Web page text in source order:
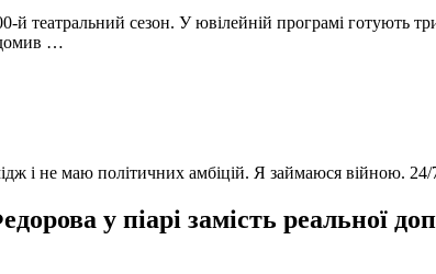
й театральний сезон. У ювілейній програмі готують
…
і не маю політичних амбіцій. Я займаюся війною.
у піарі замість реальної